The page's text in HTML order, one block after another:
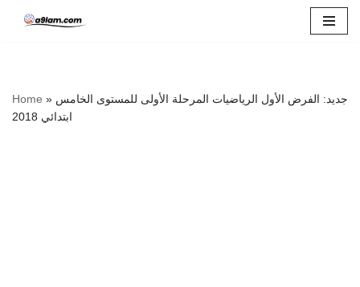
Home » جديد: الفرض الأول الرياضيات المرحلة الأولى للمستوى الخامس
ابتدائي 2018